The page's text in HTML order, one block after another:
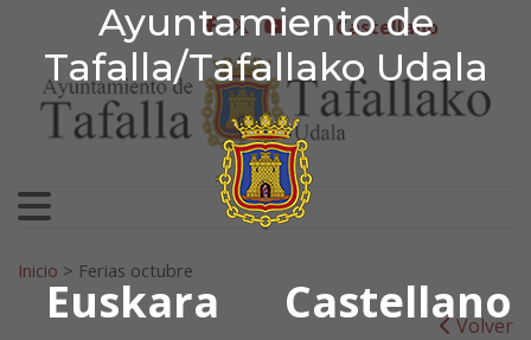
Ayuntamiento de
Tafalla/Tafallako Udala
Euskara Castellano
Ir al contenido
Ayuntamiento de
facebook
twitter
youtubeCastellano
Search for:
Inicio > Ferias octubre
Volver